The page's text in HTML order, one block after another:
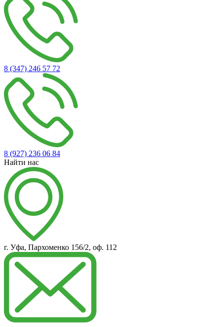
8 (347) 246 57 72
8 (927) 236 06 84
Найти нас
г. Уфа, Пархоменко 156/2, оф. 112